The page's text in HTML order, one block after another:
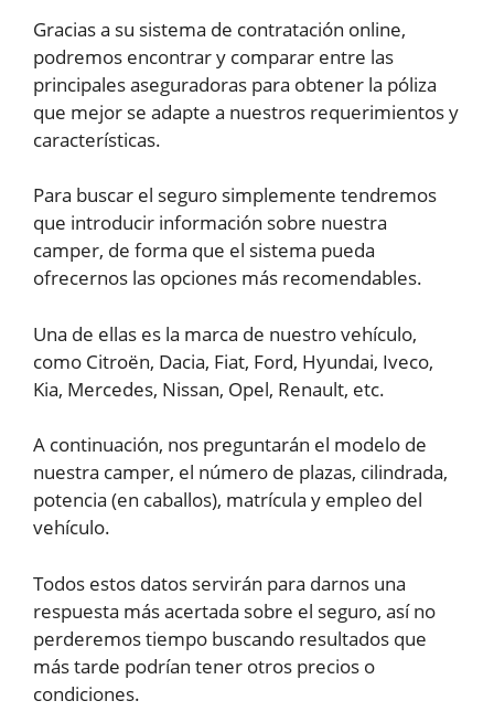
Gracias a su sistema de contratación online,
podremos encontrar y comparar entre las
principales aseguradoras para obtener la póliza
que mejor se adapte a nuestros requerimientos y
características.
Para buscar el seguro simplemente tendremos
que introducir información sobre nuestra
camper, de forma que el sistema pueda
ofrecernos las opciones más recomendables.
Una de ellas es la marca de nuestro vehículo,
como Citroën, Dacia, Fiat, Ford, Hyundai, Iveco,
Kia, Mercedes, Nissan, Opel, Renault, etc.
A continuación, nos preguntarán el modelo de
nuestra camper, el número de plazas, cilindrada,
potencia (en caballos), matrícula y empleo del
vehículo.
Todos estos datos servirán para darnos una
respuesta más acertada sobre el seguro, así no
perderemos tiempo buscando resultados que
más tarde podrían tener otros precios o
condiciones.